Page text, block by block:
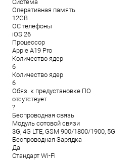
Система
Оперативная память
12GB
ОС телефоны
iOS 26
Процессор
Apple A19 Pro
Количество ядер
6
Количество ядер
6
Обяз. к предустановке ПО
отсутствует
?
Беспроводная связь
Модуль сотовой связи
3G, 4G LTE, GSM 900/1800/1900, 5G
Беспроводная Зарядка
Да
Стандарт Wi-Fi